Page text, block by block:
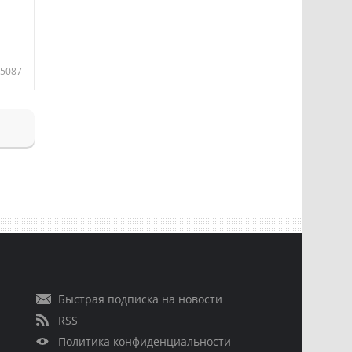
5087
Быстрая подписка на новости
RSS
Политика конфиденциальности